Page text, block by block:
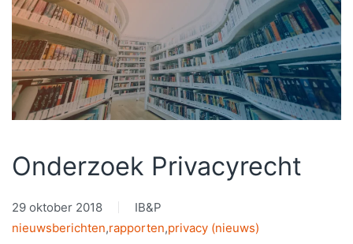
Onderzoek Privacyrecht
29 oktober 2018
IB&P
nieuwsberichten,rapporten,privacy (nieuws)